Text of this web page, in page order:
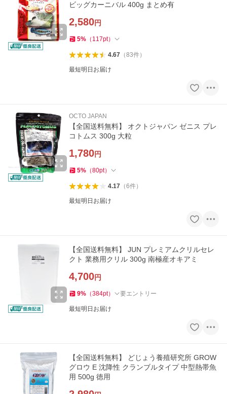
ビッグカーニバル 400g まとめ有
2,580円
5% （ 117pt）
4.67（83件）
最短明日お届け
OCTO JAPAN
【全国送料無料】 オクトジャパン ゼニス プレ
コトムス 300g 大粒
1,780円
5% （80pt）
4.17（6件）
最短明日お届け
【全国送料無料】 JUN プレミアムクリルセレ
クト 業務用クリル 300g 南極産オキアミ
4,700円
9% （384pt） 要エントリー
最短明日お届け
【全国送料無料】 どじょう養殖研究所 GROW
グロウ E 沈降性 クランブルタイプ 中型熱帯魚
用 500g 徳用